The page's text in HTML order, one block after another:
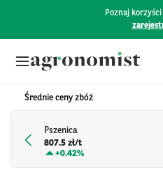
Poznaj
Średnie ceny zbóż
Pszenica
807.5 zł/t
+0.42%